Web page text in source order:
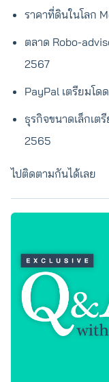
ราคาที่ดินในโลก
ตลาด Robo-
2567
PayPal เตรียมโด
ธุรกิจขนาดเล็กเต
2565
ไปติดตามกันได้เลย